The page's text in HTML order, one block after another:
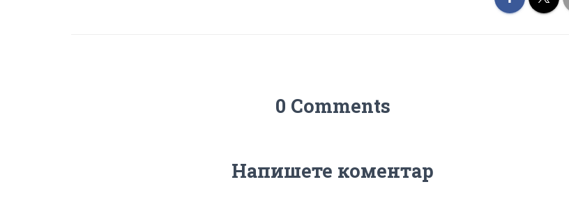
0 Comments
Напишете коментар